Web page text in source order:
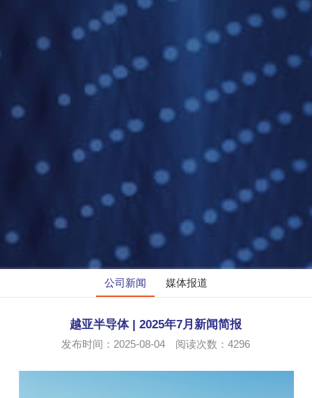
公司新闻 媒体报道
越亚半导体 | 2025年7月新闻简报
发布时间：2025-08-04 阅读次数：4296